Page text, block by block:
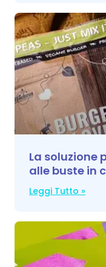
La soluzione
alle buste in
Leggi Tutto »